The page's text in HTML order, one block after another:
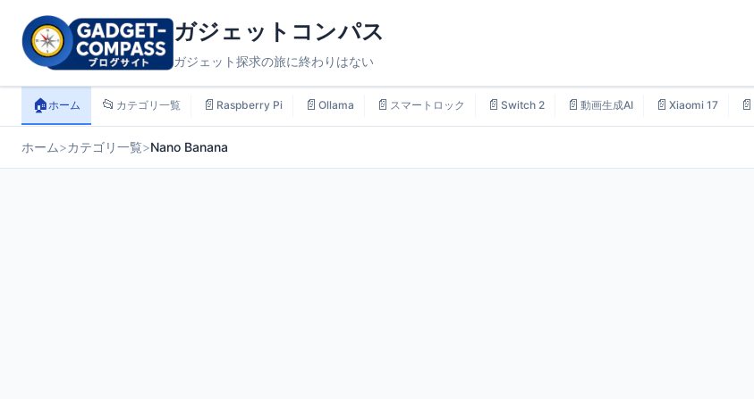
ガジェットコンパス
ガジェット探求の旅に終わりはない
🏠ホーム 📂 カテゴリ一覧 📄 Raspberry Pi 📄 Ollama 📄 スマートロック 📄 Switch 2 📄 動画生成AI 📄 Xiaomi 17 📄
ホーム>カテゴリ一覧>Nano Banana